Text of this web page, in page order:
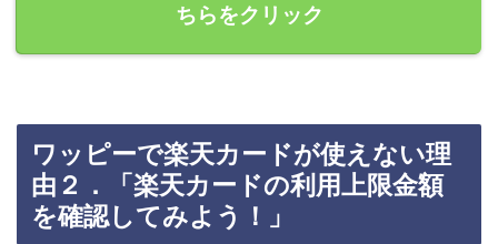
ちらをクリック
ワッピーで楽天カードが使えない理
由２．「楽天カードの利用上限金額
を確認してみよう！」